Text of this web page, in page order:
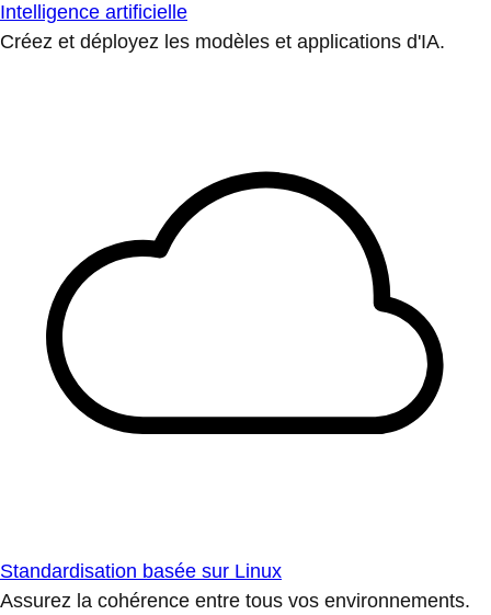
Intelligence artificielle
Créez et déployez les modèles et applications d'IA.
Standardisation basée sur Linux
Assurez la cohérence entre tous vos environnements.